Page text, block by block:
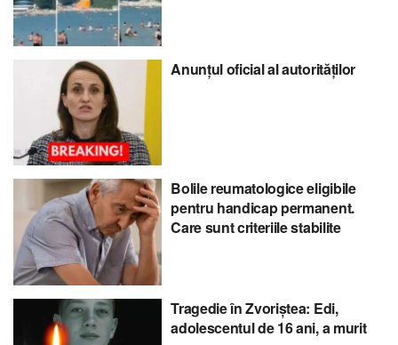
Anunțul oficial al autorităților
Bolile reumatologice eligibile
pentru handicap permanent.
Care sunt criteriile stabilite
Tragedie în Zvoriștea: Edi,
adolescentul de 16 ani, a murit